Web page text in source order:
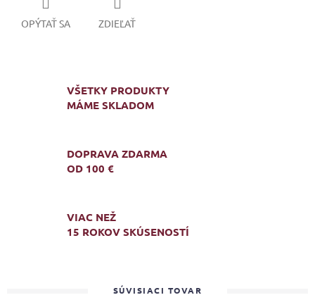
OPÝTAŤ SA ZDIEĽAŤ
VŠETKY PRODUKTY
MÁME SKLADOM
DOPRAVA ZDARMA
OD 100 €
VIAC NEŽ
15 ROKOV SKÚSENOSTÍ
SÚVISIACI TOVAR